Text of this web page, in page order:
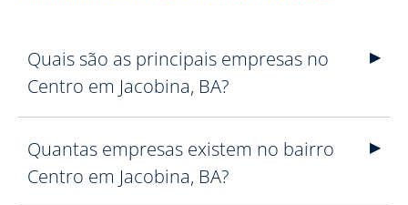
Quais são as principais empresas no
Centro em Jacobina, BA?
Quantas empresas existem no bairro
Centro em Jacobina, BA?